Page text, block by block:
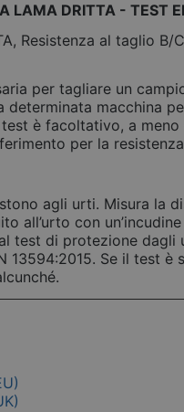
LAMA DRITTA - TEST
Resistenza al taglio B/
per tagliare un
determinata macchina
è facoltativo, a
per la
agli urti. Misura la
all’urto con
test di protezione
Se il test è